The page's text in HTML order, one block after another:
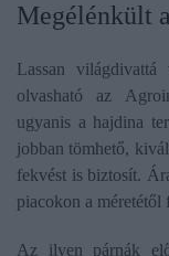
Megélénkült
Lassan
olvasható az
ugyanis a hajdina
jobban tömhető,
fekvést is biztosít.
piacokon a
Az ilyen párnák